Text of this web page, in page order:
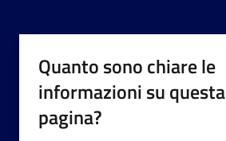
Quanto sono chiare le
informazioni su questa
pagina?